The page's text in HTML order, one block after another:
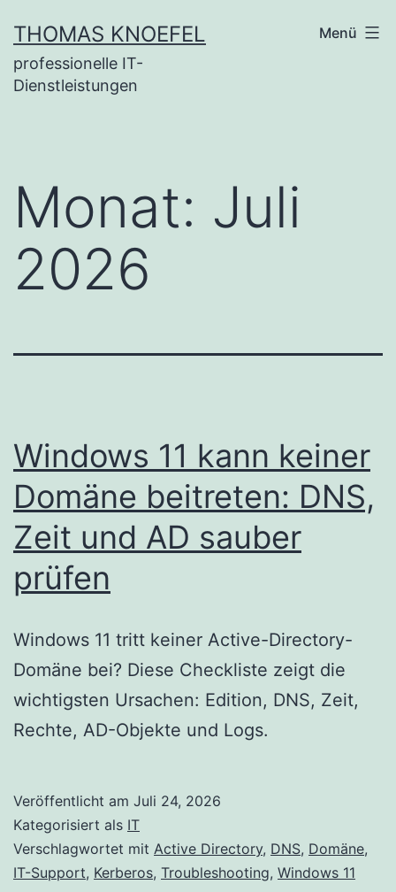
Inhalt
springen
THOMAS KNOEFEL
professionelle IT-
Dienstleistungen
Menü
Monat: Juli
2026
Windows 11 kann keiner
Domäne beitreten: DNS,
Zeit und AD sauber
prüfen
Windows 11 tritt keiner Active-Directory-
Domäne bei? Diese Checkliste zeigt die
wichtigsten Ursachen: Edition, DNS, Zeit,
Rechte, AD-Objekte und Logs.
Veröffentlicht am Juli 24, 2026
Kategorisiert als IT
Verschlagwortet mit Active Directory, DNS, Domäne,
IT-Support, Kerberos, Troubleshooting, Windows 11